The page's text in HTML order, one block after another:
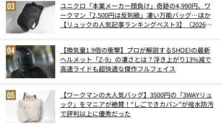
ユニクロ「本業メーカー顔負け」奇跡の4,990円、ワ
ークマン「2,500円は反則級」凄い万能バッグ…ほか
【リュックの人気記事ランキングベスト3】（2026年
【換気量1.9倍の衝撃】プロが解説するSHOEIの最新
ヘルメット「Z-9」の凄さとは？浮き上がり13%減で
高速ライドも超快適な傑作フルフェイス
【ワークマンの大人気バッグ】3500円の「3WAYリュ
ック」をマニアが絶賛！“しごできカバン”が撥水防汚
で評判以上に優秀だった